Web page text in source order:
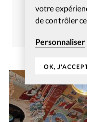
votre
de contrôler
Personnaliser
OK,